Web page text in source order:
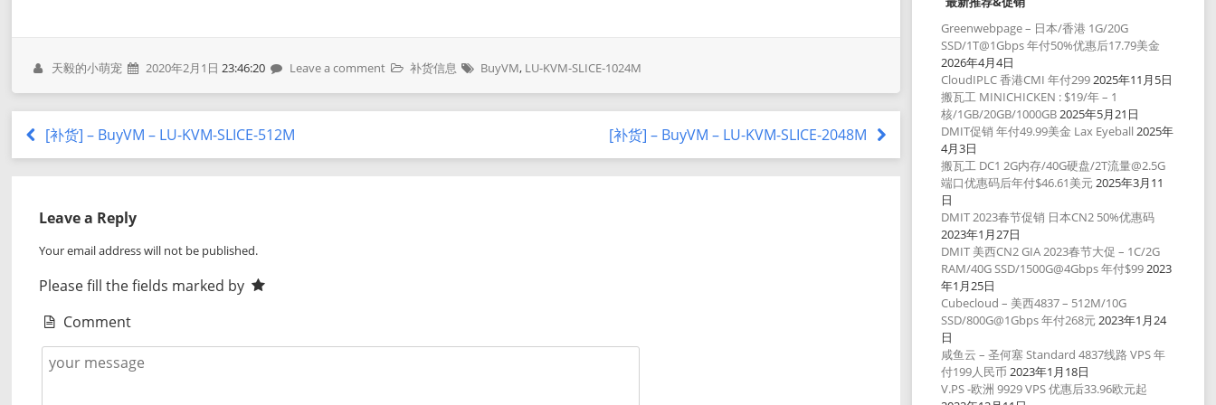
天毅的小萌宠 2020年2月1日 23:46:20 Leave a comment 补货信息 BuyVM, LU-KVM-SLICE-1024M
[补货] – BuyVM – LU-KVM-SLICE-512M [补货] – BuyVM – LU-KVM-SLICE-2048M
Leave a Reply
Your email address will not be published.
Please fill the fields marked by
Comment
Greenwebpage – 日本/香港 1G/20G
SSD/1T@1Gbps 年付50%优惠后17.79美金
2026年4月4日
CloudIPLC 香港CMI 年付2992025年11月5日
搬瓦工 MINICHICKEN : $19/年 – 1
核/1GB/20GB/1000GB2025年5月21日
DMIT促销 年付49.99美金 Lax Eyeball 2025年
4月3日
搬瓦工 DC1 2G内存/40G硬盘/2T流量@2.5G
端口优惠码后年付$46.61美元2025年3月11
日
DMIT 2023春节促销 日本CN2 50%优惠码
2023年1月27日
DMIT 美西CN2 GIA 2023春节大促 – 1C/2G
RAM/40G SSD/1500G@4Gbps 年付$992023
年1月25日
Cubecloud – 美西4837 – 512M/10G
SSD/800G@1Gbps 年付268元2023年1月24
日
咸鱼云 – 圣何塞 Standard 4837线路 VPS 年
付199人民币 2023年1月18日
V.PS -欧洲 9929 VPS 优惠后33.96欧元起